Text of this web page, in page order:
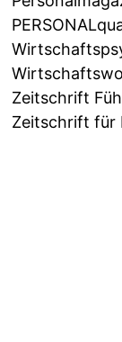
Zeitschrift
Zeitschrift für